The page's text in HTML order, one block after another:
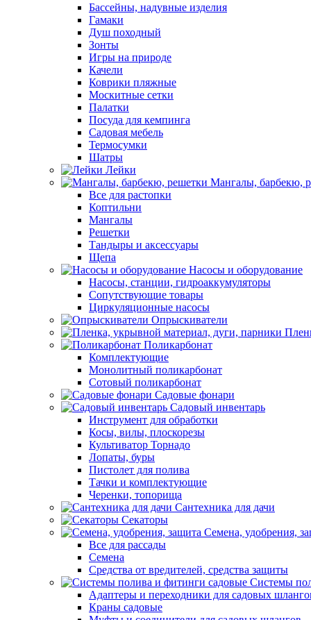
Бассейны, надувные изделия
Гамаки
Душ походный
Зонты
Игры на природе
Качели
Коврики пляжные
Москитные сетки
Палатки
Посуда для кемпинга
Садовая мебель
Термосумки
Шатры
Лейки
Мангалы, барбекю,
Все для растопки
Коптильни
Мангалы
Решетки
Тандыры и аксессуары
Щепа
Насосы и оборудование
Насосы, станции, гидроаккумуляторы
Сопутствующие товары
Циркуляционные насосы
Опрыскиватели
Поликарбонат
Комплектующие
Монолитный поликарбонат
Сотовый поликарбонат
Садовые фонари
Садовый инвентарь
Инструмент для обработки
Косы, вилы, плоскорезы
Культиватор Торнадо
Лопаты, буры
Пистолет для полива
Тачки и комплектующие
Черенки, топорища
Сантехника для дачи
Секаторы
Семена, удобрения,
Все для рассады
Семена
Средства от вредителей, средства защиты
Системы
Адаптеры и переходники для садовых
Краны садовые